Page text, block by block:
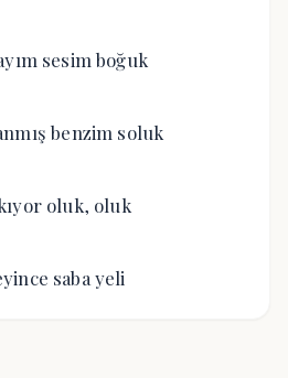
sesim boğuk
benzim soluk
oluk, oluk
saba yeli